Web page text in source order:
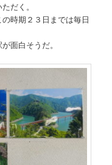
だく。
時期２３日までは毎日
面白そうだ。